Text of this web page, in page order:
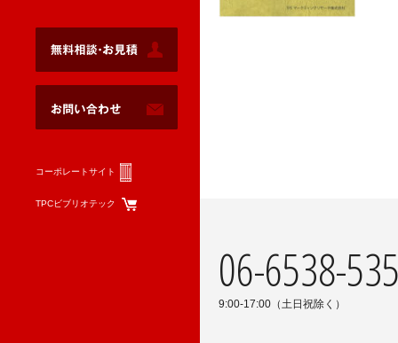
コーポレートサイト
TPCビブリオテック
06-6538-
9:00-17:00（土日祝除く）